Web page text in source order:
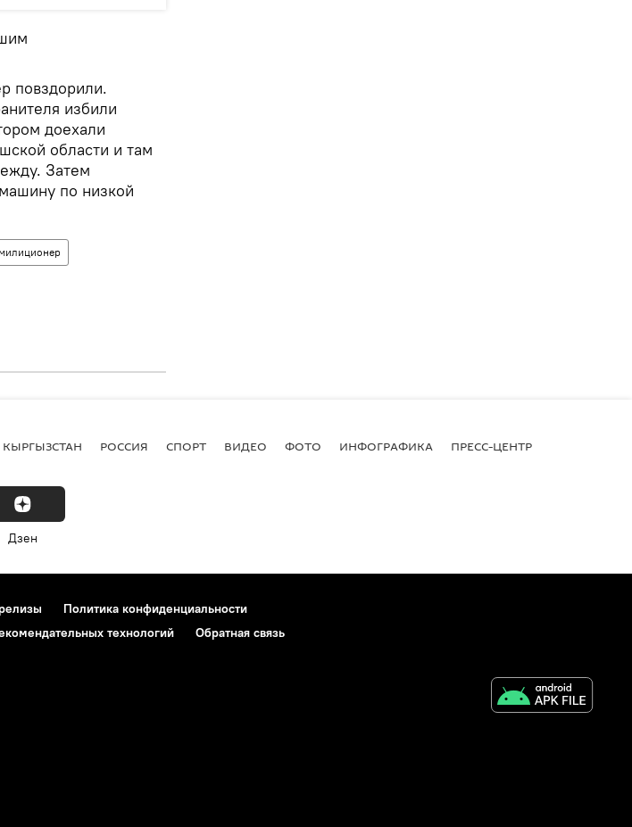
повздорили.
избили
доехали
области и там
Затем
по низкой
милиционер
КЫРГЫЗСТАН РОССИЯ СПОРТ ВИДЕО ФОТО ИНФОГРАФИКА ПРЕСС-ЦЕНТР
Дзен
Политика конфиденциальности
технологий Обратная связь